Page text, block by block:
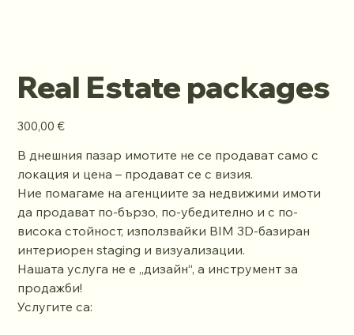
Real Estate packages
Price
300,00 €
В днешния пазар имотите не се продават само с
локация и цена – продават се с визия.
Ние помагаме на агенциите за недвижими имоти
да продават по-бързо, по-убедително и с по-
висока стойност, използвайки BIM 3D-базиран
интериорен staging и визуализации.
Нашата услуга не е „дизайн“, а инструмент за
продажби!
Услугите са: